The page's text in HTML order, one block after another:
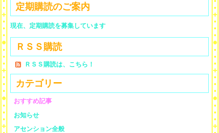
定期購読のご案内
現在、定期購読を募集しています
ＲＳＳ購読
ＲＳＳ購読は、こちら！
カテゴリー
おすすめ記事
お知らせ
アセンション全般